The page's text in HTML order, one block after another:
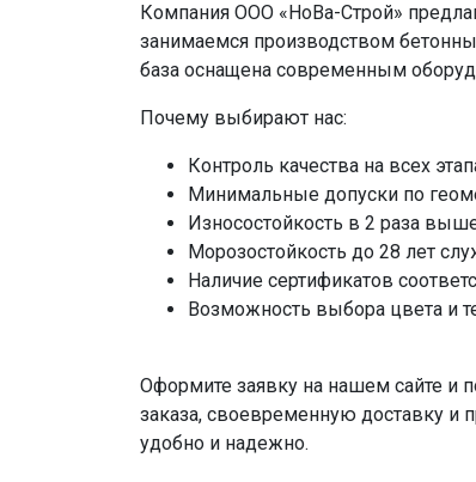
Компания ООО «НоВа-Строй»
занимаемся производством
база оснащена современным
Почему выбирают нас:
Контроль качества на всех
Минимальные допуски по
Износостойкость в 2 раза
Морозостойкость до 28 лет
Наличие сертификатов
Возможность выбора цвета и
Оформите заявку на нашем сайте и
заказа, своевременную доставку и
удобно и надежно.